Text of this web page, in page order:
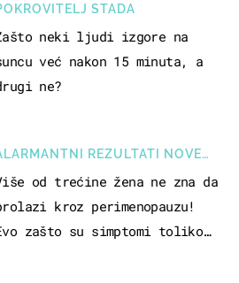
STADA
neki ljudi izgore na
već nakon 15 minuta, a
ne?
REZULTATI NOVE
od trećine žena ne zna da
kroz perimenopauzu!
zašto su simptomi toliko